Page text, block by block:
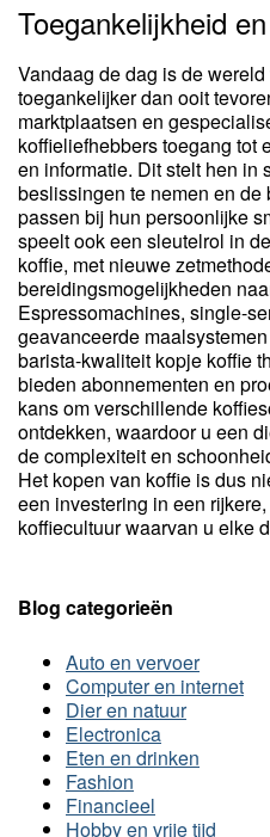
Toegankelijkheid
Vandaag de dag is de
toegankelijker dan ooit
marktplaatsen en
koffieliefhebbers toegang tot
en informatie. Dit stelt hen in
beslissingen te nemen en
passen bij hun persoonlijke
speelt ook een sleutelrol in
koffie, met nieuwe
bereidingsmogelijkheden
Espressomachines, single-
geavanceerde
barista-kwaliteit kopje koffie
bieden abonnementen en
kans om verschillende
ontdekken, waardoor u een
de complexiteit en
Het kopen van koffie is dus
een investering in een
koffiecultuur waarvan u elke
Blog categorieën
Auto en vervoer
Computer en internet
Dier en natuur
Electronica
Eten en drinken
Fashion
Financieel
Hobby en vrije tijd